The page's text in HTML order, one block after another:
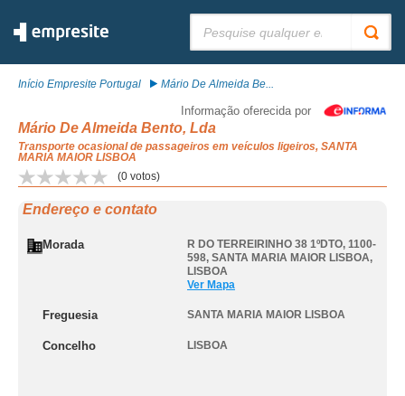
Início Empresite Portugal Mário De Almeida Be...
Informação oferecida por
Mário De Almeida Bento, Lda
Transporte ocasional de passageiros em veículos ligeiros, SANTA
MARIA MAIOR LISBOA
(0 votos)
Endereço e contato
Morada
R DO TERREIRINHO 38 1ºDTO, 1100-
598, SANTA MARIA MAIOR LISBOA,
LISBOA
Ver Mapa
Freguesia SANTA MARIA MAIOR LISBOA
Concelho LISBOA